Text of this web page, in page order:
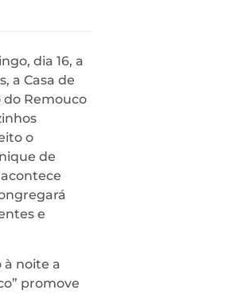
dia 16, a
a Casa de
do Remouco
o
de
e
à noite a
promove